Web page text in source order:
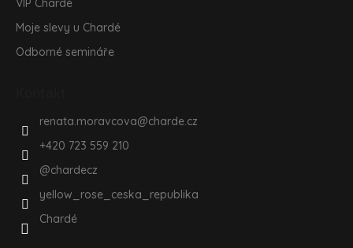
VIP Chardé
Moje slevy u Chardé
Odborné semináře
renata.moravcova@charde.cz
+420 723 559 210
@chardecz
yellow_rose_ceska_republika
Chardé